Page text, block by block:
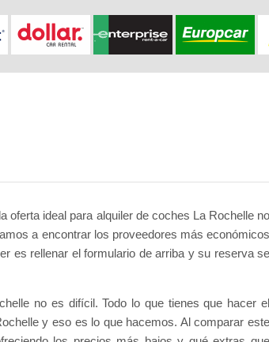
oferta ideal para alquiler de coches La Rochelle no
a encontrar los proveedores más económicos
es rellenar el formulario de arriba y su reserva se
no es difícil. Todo lo que tienes que hacer el
y eso es lo que hacemos. Al comparar este